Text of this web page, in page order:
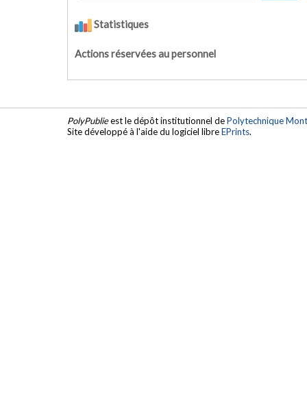
Statistiques
Actions réservées au personnel
PolyPublieest le dépôt institutionnel dePolytechnique
Site développé à l'aide du logiciel libreEPrints.